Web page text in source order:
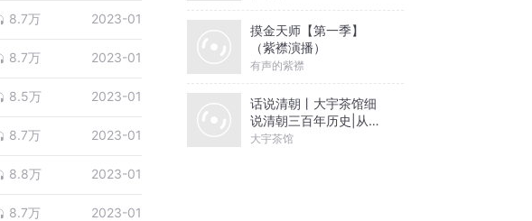
8.7万 2023-01
8.7万 2023-01
8.5万 2023-01
8.7万 2023-01
8.8万 2023-01
8.7万 2023-01
摸金天师【第一季】
（紫襟演播）
有声的紫襟
话说清朝丨大宇茶馆细
说清朝三百年历史|从努
尔哈赤到末代皇帝溥仪|
大宇茶馆